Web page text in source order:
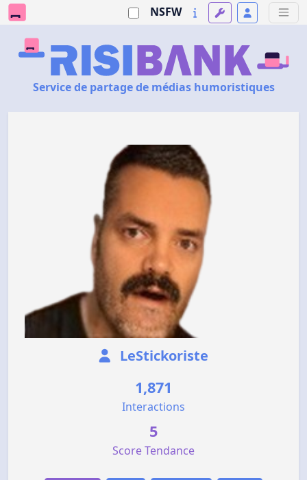
NSFW
Service de partage de médias humoristiques
LeStickoriste
1,871
Interactions
5
Score Tendance